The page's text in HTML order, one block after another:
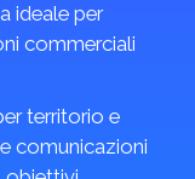
ideale per
commerciali
territorio e
comunicazioni